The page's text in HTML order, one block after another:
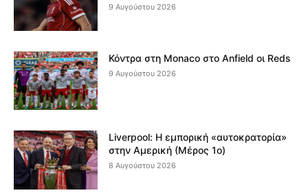
9 Αυγούστου 2026
Κόντρα στη Monaco στο Anfield οι Reds
9 Αυγούστου 2026
Liverpool: Η εμπορική «αυτοκρατορία»
στην Αμερική (Μέρος 1ο)
8 Αυγούστου 2026